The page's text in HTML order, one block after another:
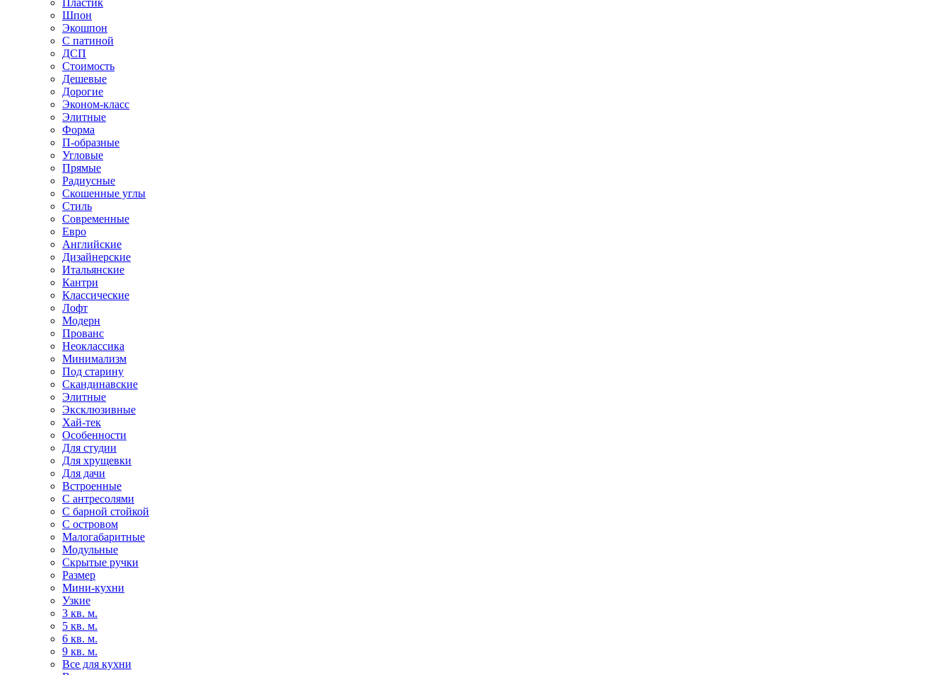
Шпон
Экошпон
С патиной
ДСП
Стоимость
Дешевые
Дорогие
Эконом-класс
Элитные
Форма
П-образные
Угловые
Прямые
Радиусные
Скошенные углы
Стиль
Современные
Евро
Английские
Дизайнерские
Итальянские
Кантри
Классические
Лофт
Модерн
Прованс
Неоклассика
Минимализм
Под старину
Скандинавские
Элитные
Эксклюзивные
Хай-тек
Особенности
Для студии
Для хрущевки
Для дачи
Встроенные
С антресолями
С барной стойкой
С островом
Малогабаритные
Модульные
Скрытые ручки
Размер
Мини-кухни
Узкие
3 кв. м.
5 кв. м.
6 кв. м.
9 кв. м.
Все для кухни